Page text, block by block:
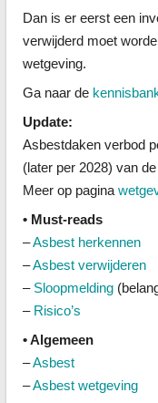
Dan is er eerst een
verwijderd moet
wetgeving.
Ga naar de
Update:
Asbestdaken verbod
(later per 2028) van
Meer op pagina
• Must-reads
–Asbest herkennen
–Asbest verwijderen
– Sloopmelding
– Risico’s
• Algemeen
–Asbest
–Asbest wetgeving